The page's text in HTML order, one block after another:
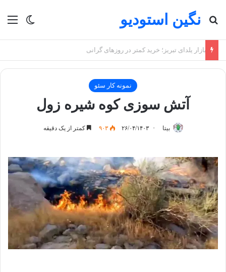
تغییر نگین استودیو
جستجو برای
بازار یلدای تبریز؛ خرید کمتر در روزهای گرانی
نمونه کار سئو
آتش سوزی کوه شیره زول
بیتا ۲۶/۰۴/۱۴۰۳ ۹۰۳ کمتر از یک دقیقه